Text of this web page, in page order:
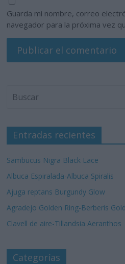
Guarda mi nombre, correo
navegador para la próxima vez
Entradas recientes
Sambucus Nigra Black Lace
Albuca Espiralada-Albuca Spiralis
Ajuga reptans Burgundy Glow
Agradejo Golden Ring-Berberis
Clavell de aire-Tillandsia Aeranthos
Categorías